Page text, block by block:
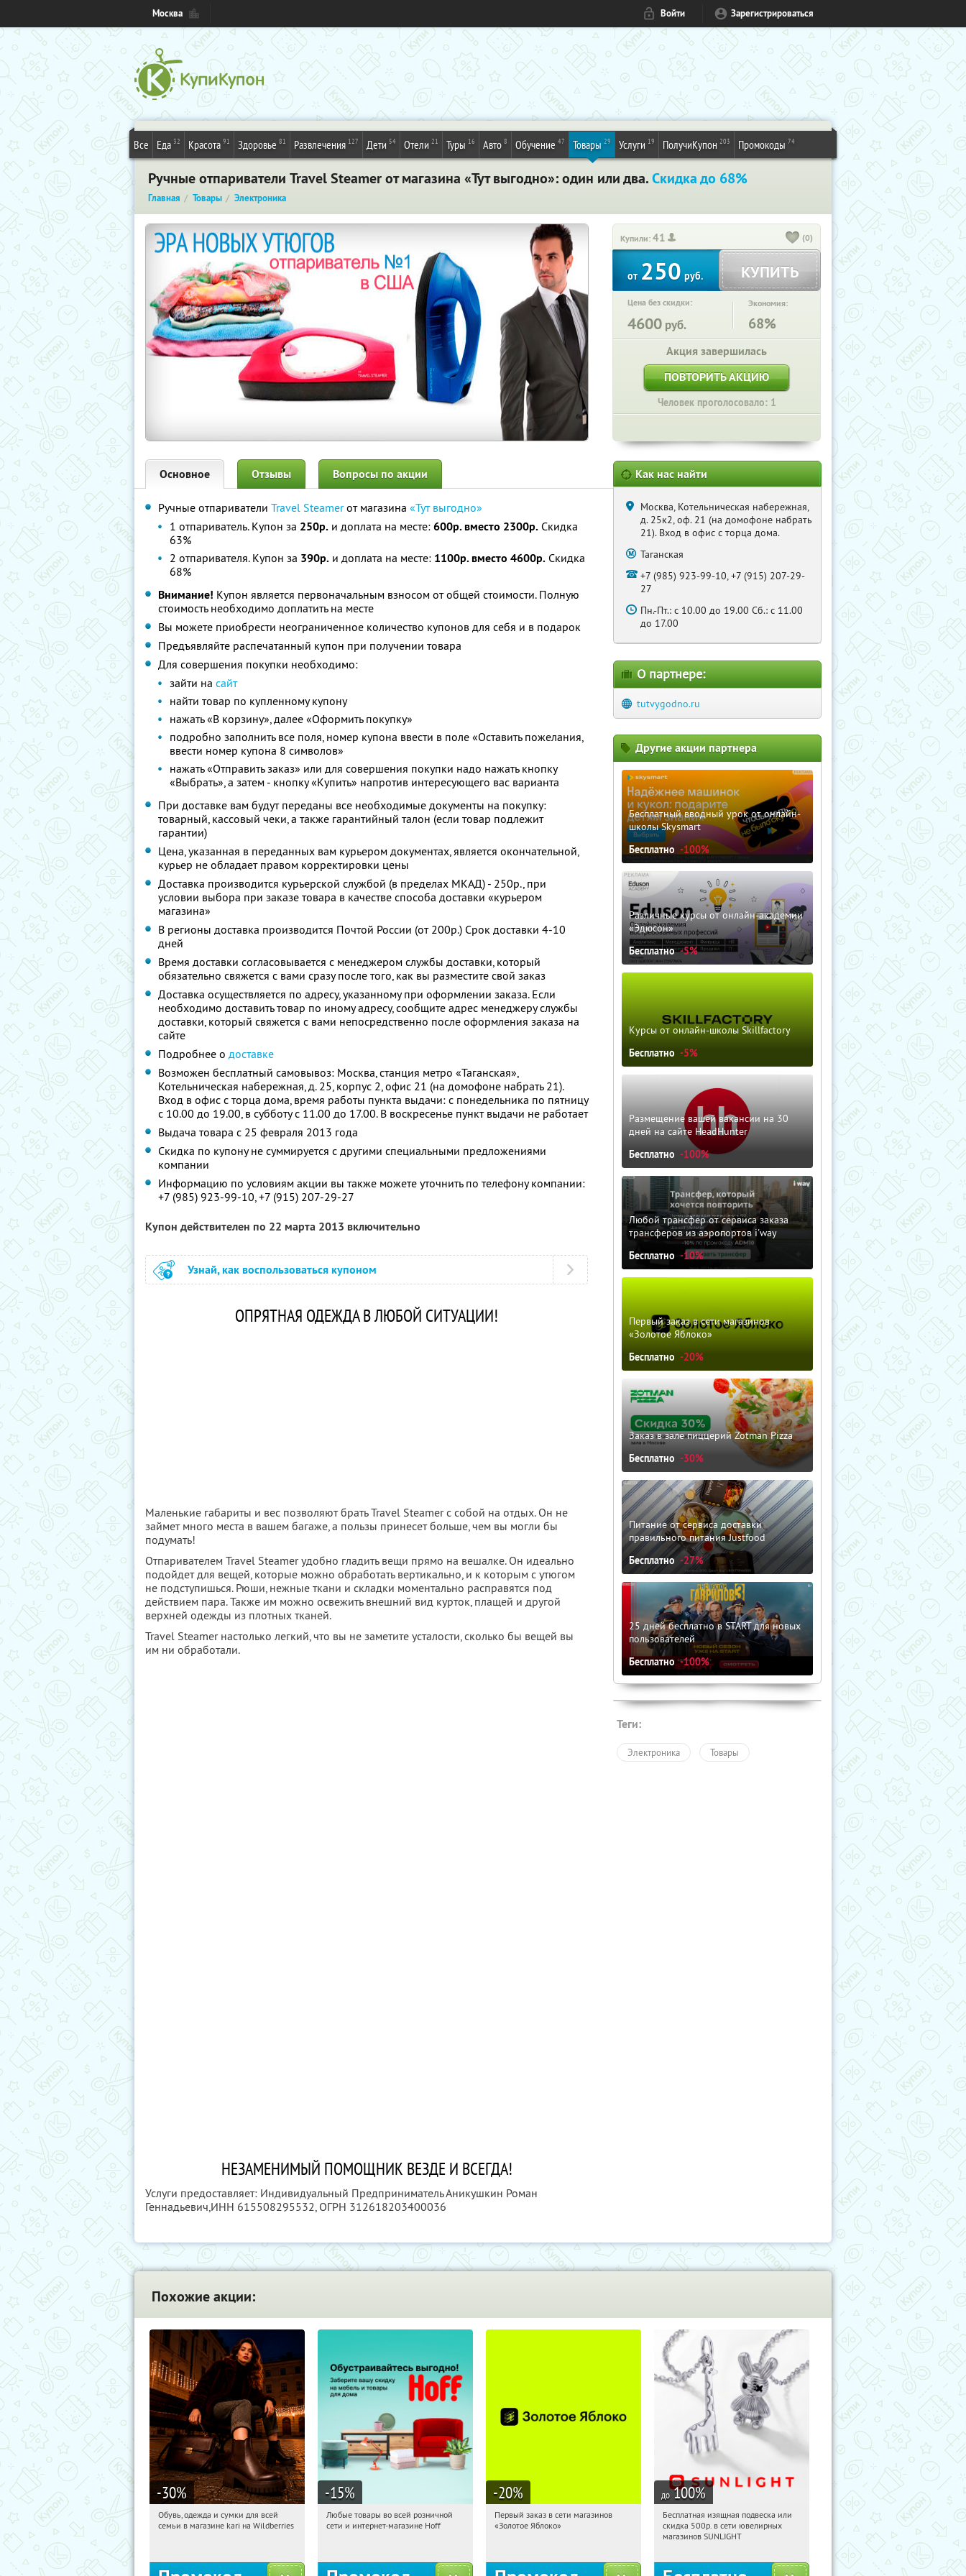
Москва Войти Зарегистрироваться
Все Еда 32 Красота 91 Здоровье 81 Развлечения 127 Дети 54 Отели 21 Туры 16 Авто 8 Обучение 47 Товары 29 Услуги 19 ПолучиКупон 203 Промокоды 74
Ручные отпариватели Travel Steamer от магазина «Тут выгодно»: один или два.Скидка до 68%
Главная Товары Электроника
Купили:41 (0)
от250руб. КУПИТЬ
Цена без скидки:
4600 руб.
Экономия:
68%
Акция завершилась
ПОВТОРИТЬ АКЦИЮ
Человек проголосовало: 1
Основное Отзывы Вопросы по акции
Ручные отпариватели Travel Steamerот магазина «Тут выгодно»
1 отпариватель. Купон за 250р. и доплата на месте: 600р. вместо 2300р. Скидка
63%
2 отпаривателя. Купон за 390р. и доплата на месте: 1100р. вместо 4600р. Скидка
68%
Внимание! Купон является первоначальным взносом от общей стоимости. Полную
стоимость необходимо доплатить на месте
Вы можете приобрести неограниченное количество купонов для себя и в подарок
Предъявляйте распечатанный купон при получении товара
Для совершения покупки необходимо:
зайти на сайт
найти товар по купленному купону
нажать «В корзину», далее «Оформить покупку»
подробно заполнить все поля, номер купона ввести в поле «Оставить пожелания,
ввести номер купона 8 символов»
нажать «Отправить заказ» или для совершения покупки надо нажать кнопку
«Выбрать», а затем - кнопку «Купить» напротив интересующего вас варианта
При доставке вам будут переданы все необходимые документы на покупку:
товарный, кассовый чеки, а также гарантийный талон (если товар подлежит
гарантии)
Цена, указанная в переданных вам курьером документах, является окончательной,
курьер не обладает правом корректировки цены
Доставка производится курьерской службой (в пределах МКАД) - 250р., при
условии выбора при заказе товара в качестве способа доставки «курьером
магазина»
В регионы доставка производится Почтой России (от 200р.) Срок доставки 4-10
дней
Время доставки согласовывается с менеджером службы доставки, который
обязательно свяжется с вами сразу после того, как вы разместите свой заказ
Доставка осуществляется по адресу, указанному при оформлении заказа. Если
необходимо доставить товар по иному адресу, сообщите адрес менеджеру службы
доставки, который свяжется с вами непосредственно после оформления заказа на
сайте
Подробнее о доставке
Возможен бесплатный самовывоз: Москва, станция метро «Таганская»,
Котельническая набережная, д. 25, корпус 2, офис 21 (на домофоне набрать 21).
Вход в офис с торца дома, время работы пункта выдачи: с понедельника по пятницу
с 10.00 до 19.00, в субботу с 11.00 до 17.00. В воскресенье пункт выдачи не работает
Выдача товара с 25 февраля 2013 года
Скидка по купону не суммируется с другими специальными предложениями
компании
Информацию по условиям акции вы также можете уточнить по телефону компании:
+7 (985) 923-99-10, +7 (915) 207-29-27
Купон действителен по 22 марта 2013 включительно
Узнай, как воспользоваться купоном
ОПРЯТНАЯ ОДЕЖДА В ЛЮБОЙ СИТУАЦИИ!
Маленькие габариты и вес позволяют брать Travel Steamer с собой на отдых. Он не
займет много места в вашем багаже, а пользы принесет больше, чем вы могли бы
подумать!
Отпаривателем Travel Steamer удобно гладить вещи прямо на вешалке. Он идеально
подойдет для вещей, которые можно обработать вертикально, и к которым с утюгом
не подступишься. Рюши, нежные ткани и складки моментально расправятся под
действием пара. Также им можно освежить внешний вид курток, плащей и другой
верхней одежды из плотных тканей.
Travel Steamer настолько легкий, что вы не заметите усталости, сколько бы вещей вы
им ни обработали.
НЕЗАМЕНИМЫЙ ПОМОЩНИК ВЕЗДЕ И ВСЕГДА!
Услуги предоставляет: Индивидуальный Предприниматель Аникушкин Роман
Геннадьевич,ИНН 615508295532, ОГРН 312618203400036
Как нас найти
Москва, Котельническая набережная,
д. 25к2, оф. 21 (на домофоне набрать
21). Вход в офис с торца дома.
Таганская
+7 (985) 923-99-10, +7 (915) 207-29-
27
Пн.-Пт.: с 10.00 до 19.00 Cб.: с 11.00
до 17.00
О партнере:
tutvygodno.ru
Другие акции партнера
Бесплатный вводный урок от онлайн-
школы Skysmart
Бесплатно -100%
Различные курсы от онлайн-академии
«Эдюсон»
Бесплатно -5%
Курсы от онлайн-школы Skillfactory
Бесплатно -5%
Размещение вашей вакансии на 30
дней на сайте HeadHunter
Бесплатно -100%
Любой трансфер от сервиса заказа
трансферов из аэропортов i'way
Бесплатно -10%
Первый заказ в сети магазинов
«Золотое Яблоко»
Бесплатно -20%
Заказ в зале пиццерий Zotman Pizza
Бесплатно -30%
Питание от сервиса доставки
правильного питания Justfood
Бесплатно -27%
25 дней бесплатно в START для новых
пользователей
Бесплатно -100%
Теги:
Электроника Товары
Похожие акции:
-30%
19:56:00 Получили:
Обувь, одежда и сумки для всей
семьи в магазине kari на Wildberries
-15%
19:56:00 Получили:
Любые товары во всей розничной
сети и интернет-магазине Hoff
-20%
19:56:00
Получи первым!
Первый заказ в сети магазинов
«Золотое Яблоко»
до 100%
19:56:00 Получили:
Россия
Бесплатная изящная подвеска или
скидка 500р. в сети ювелирных
магазинов SUNLIGHT